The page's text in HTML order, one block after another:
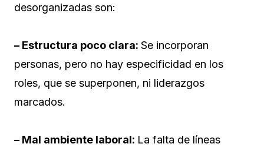
desorganizadas son:
– Estructura poco clara: Se incorporan
personas, pero no hay especificidad en los
roles, que se superponen, ni liderazgos
marcados.
– Mal ambiente laboral: La falta de líneas